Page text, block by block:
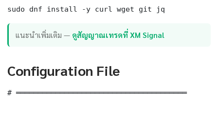
sudo dnf install -y curl wget git jq
แนะนำเพิ่มเติม — ดูสัญญาณเทรดที่ XM Signal
Configuration File
# ═══════════════════════════════════════